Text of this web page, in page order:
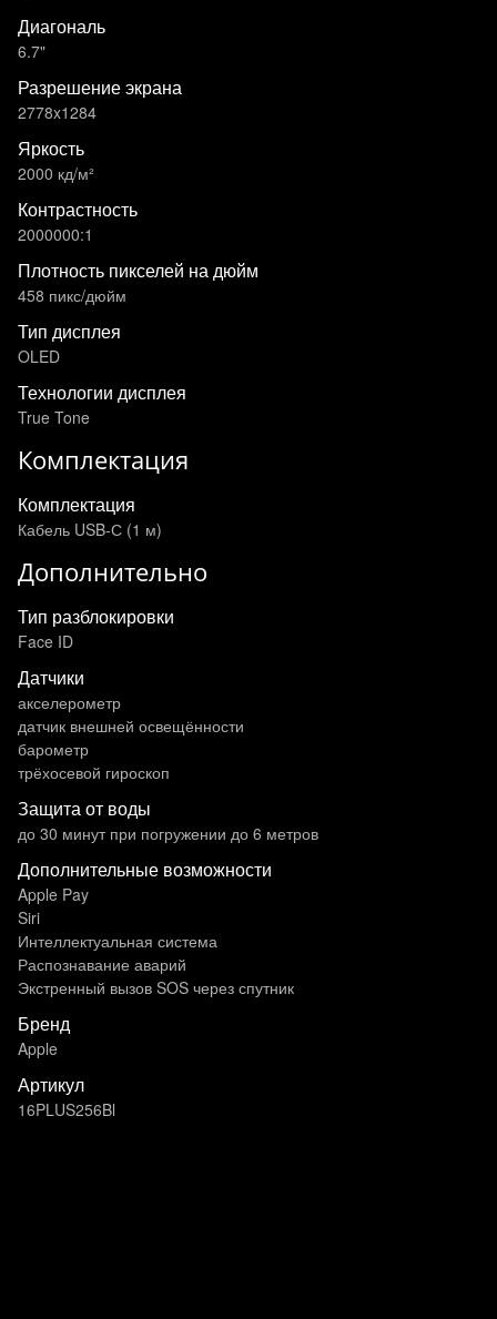
Диагональ
6.7"
Разрешение экрана
2778x1284
Яркость
2000 кд/м²
Контрастность
2000000:1
Плотность пикселей на дюйм
458 пикс/дюйм
Тип дисплея
OLED
Технологии дисплея
True Tone
Комплектация
Комплектация
Кабель USB-С (1 м)
Дополнительно
Тип разблокировки
Face ID
Датчики
акселерометр
датчик внешней освещённости
барометр
трёхосевой гироскоп
Защита от воды
до 30 минут при погружении до 6 метров
Дополнительные возможности
Apple Pay
Siri
Интеллектуальная система
Распознавание аварий
Экстренный вызов SOS через спутник
Бренд
Apple
Артикул
16PLUS256Bl